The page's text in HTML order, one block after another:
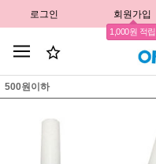
로그인 회원가입
1,000원 적립
500원이하